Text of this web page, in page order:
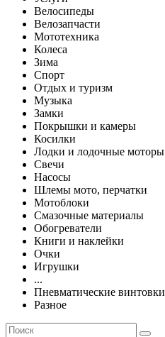
Велосипеды
Велозапчасти
Мототехника
Колеса
Зима
Спорт
Отдых и туризм
Музыка
Замки
Покрышки и камеры
Косилки
Лодки и лодочные моторы
Свечи
Насосы
Шлемы мото, перчатки
Мотоблоки
Смазочные материалы
Обогреватели
Книги и наклейки
Очки
Игрушки
...
Пневматические винтовки
Разное